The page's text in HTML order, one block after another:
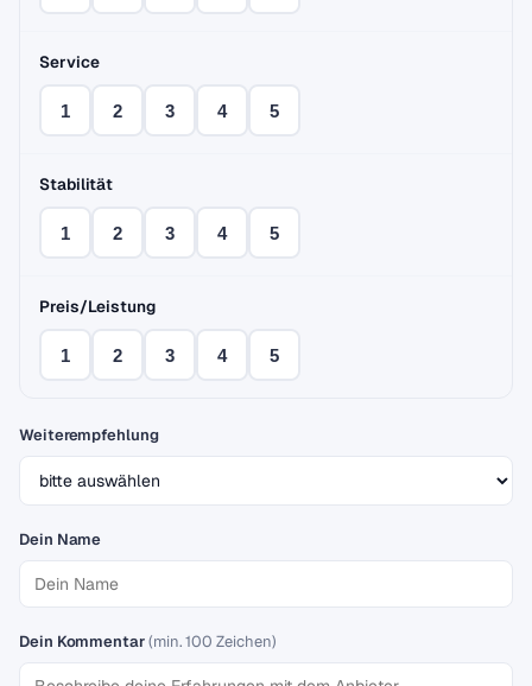
Service
1 2 3 4 5
Stabilität
1 2 3 4 5
Preis/Leistung
1 2 3 4 5
Weiterempfehlung
Dein Name
Dein Kommentar(min. 100 Zeichen)